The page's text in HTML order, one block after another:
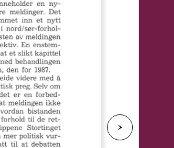
N
e
s
t
e
s
i
d
e